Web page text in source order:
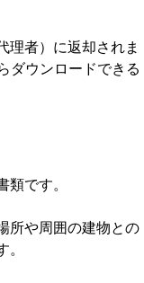
理者）に返却されま
ダウンロードできる
です。
所や周囲の建物との